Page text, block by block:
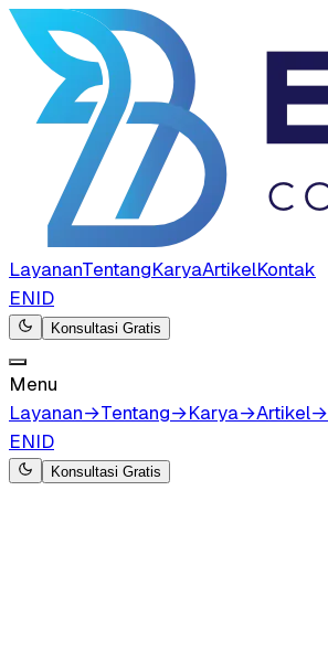
LayananTentangKaryaArtikelKontak
ENID
Konsultasi Gratis
Menu
Layanan→Tentang→Karya→Artikel→
ENID
Konsultasi Gratis